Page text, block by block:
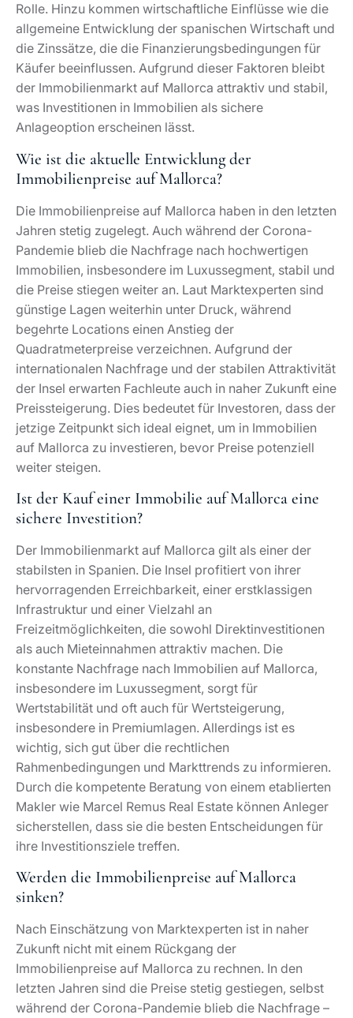
Rolle. Hinzu kommen wirtschaftliche Einflüsse wie die
allgemeine Entwicklung der spanischen Wirtschaft und
die Zinssätze, die die Finanzierungsbedingungen für
Käufer beeinflussen. Aufgrund dieser Faktoren bleibt
der Immobilienmarkt auf Mallorca attraktiv und stabil,
was Investitionen in Immobilien als sichere
Anlageoption erscheinen lässt.
Wie ist die aktuelle Entwicklung der
Immobilienpreise auf Mallorca?
Die Immobilienpreise auf Mallorca haben in den letzten
Jahren stetig zugelegt. Auch während der Corona-
Pandemie blieb die Nachfrage nach hochwertigen
Immobilien, insbesondere im Luxussegment, stabil und
die Preise stiegen weiter an. Laut Marktexperten sind
günstige Lagen weiterhin unter Druck, während
begehrte Locations einen Anstieg der
Quadratmeterpreise verzeichnen. Aufgrund der
internationalen Nachfrage und der stabilen Attraktivität
der Insel erwarten Fachleute auch in naher Zukunft eine
Preissteigerung. Dies bedeutet für Investoren, dass der
jetzige Zeitpunkt sich ideal eignet, um in Immobilien
auf Mallorca zu investieren, bevor Preise potenziell
weiter steigen.
Ist der Kauf einer Immobilie auf Mallorca eine
sichere Investition?
Der Immobilienmarkt auf Mallorca gilt als einer der
stabilsten in Spanien. Die Insel profitiert von ihrer
hervorragenden Erreichbarkeit, einer erstklassigen
Infrastruktur und einer Vielzahl an
Freizeitmöglichkeiten, die sowohl Direktinvestitionen
als auch Mieteinnahmen attraktiv machen. Die
konstante Nachfrage nach Immobilien auf Mallorca,
insbesondere im Luxussegment, sorgt für
Wertstabilität und oft auch für Wertsteigerung,
insbesondere in Premiumlagen. Allerdings ist es
wichtig, sich gut über die rechtlichen
Rahmenbedingungen und Markttrends zu informieren.
Durch die kompetente Beratung von einem etablierten
Makler wie Marcel Remus Real Estate können Anleger
sicherstellen, dass sie die besten Entscheidungen für
ihre Investitionsziele treffen.
Werden die Immobilienpreise auf Mallorca
sinken?
Nach Einschätzung von Marktexperten ist in naher
Zukunft nicht mit einem Rückgang der
Immobilienpreise auf Mallorca zu rechnen. In den
letzten Jahren sind die Preise stetig gestiegen, selbst
während der Corona-Pandemie blieb die Nachfrage –